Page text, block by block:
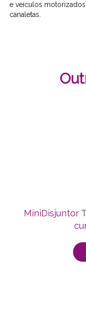
e veículos
canaletas.
MiniDisjuntor